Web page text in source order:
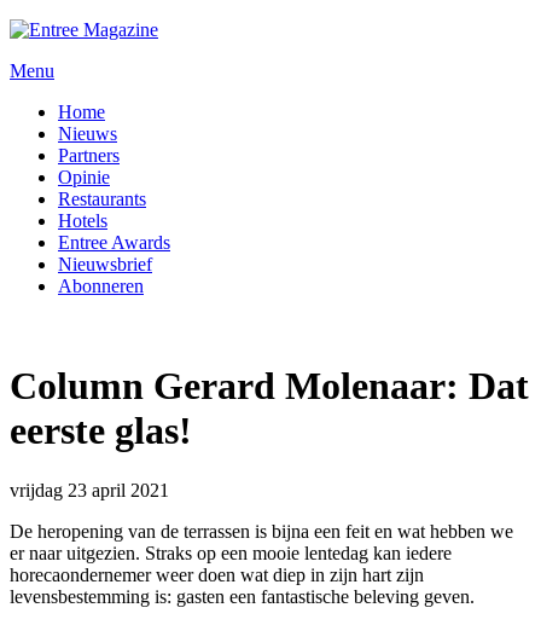
Menu
Home
Nieuws
Partners
Opinie
Restaurants
Hotels
Entree Awards
Nieuwsbrief
Abonneren
Column Gerard Molenaar: Dat
eerste glas!
vrijdag 23 april 2021
De heropening van de terrassen is bijna een feit en wat hebben we
er naar uitgezien. Straks op een mooie lentedag kan iedere
horecaondernemer weer doen wat diep in zijn hart zijn
levensbestemming is: gasten een fantastische beleving geven.